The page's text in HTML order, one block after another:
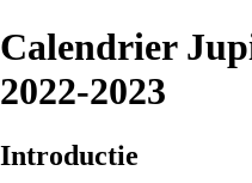
Calendrier
2022-2023
Introductie